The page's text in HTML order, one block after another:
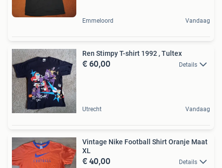
Emmeloord Vandaag
Ren Stimpy T-shirt 1992 , Tultex
€ 60,00 Details
Utrecht Vandaag
Vintage Nike Football Shirt Oranje Maat
XL
€ 40,00 Details